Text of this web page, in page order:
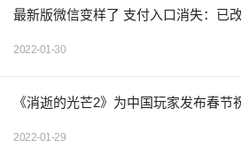
最新版微信变样了 支付入口消失：已
2022-01-30
《消逝的光芒2》为中国玩家发布春节
2022-01-29